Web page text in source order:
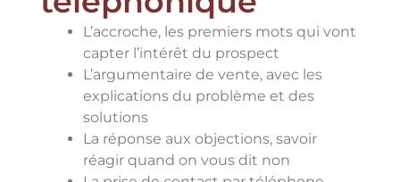
L’accroche, les premiers mots qui vont
capter l’intérêt du prospect
L’argumentaire de vente, avec les
explications du problème et des
solutions
La réponse aux objections, savoir
réagir quand on vous dit non